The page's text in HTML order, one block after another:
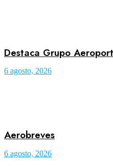
Destaca Grupo
6 agosto, 2026
Aerobreves
6 agosto, 2026